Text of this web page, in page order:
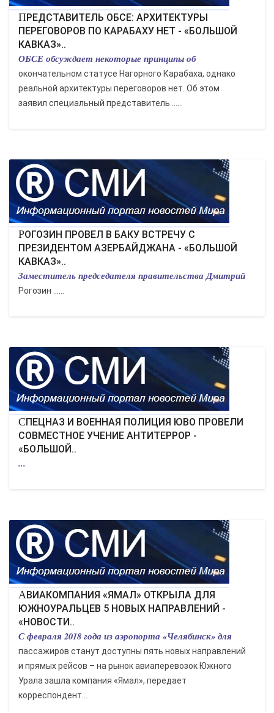
ПРЕДСТАВИТЕЛЬ ОБСЕ: АРХИТЕКТУРЫ
ПЕРЕГОВОРОВ ПО КАРАБАХУ НЕТ - «БОЛЬШОЙ
КАВКАЗ»..
ОБСЕ обсуждает некоторые принципы об
окончательном статусе Нагорного Карабаха, однако
реальной архитектуры переговоров нет. Об этом
заявил специальный представитель ......
РОГОЗИН ПРОВЕЛ В БАКУ ВСТРЕЧУ С
ПРЕЗИДЕНТОМ АЗЕРБАЙДЖАНА - «БОЛЬШОЙ
КАВКАЗ»..
Заместитель председателя правительства Дмитрий
Рогозин ......
СПЕЦНАЗ И ВОЕННАЯ ПОЛИЦИЯ ЮВО ПРОВЕЛИ
СОВМЕСТНОЕ УЧЕНИЕ АНТИТЕРРОР -
«БОЛЬШОЙ..
...
АВИАКОМПАНИЯ «ЯМАЛ» ОТКРЫЛА ДЛЯ
ЮЖНОУРАЛЬЦЕВ 5 НОВЫХ НАПРАВЛЕНИЙ -
«НОВОСТИ..
С февраля 2018 года из аэропорта «Челябинск» для
пассажиров станут доступны пять новых направлений
и прямых рейсов – на рынок авиаперевозок Южного
Урала зашла компания «Ямал», передает
корреспондент...